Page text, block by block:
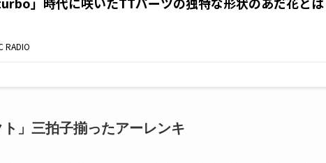
」三拍子揃ったアーレンキ